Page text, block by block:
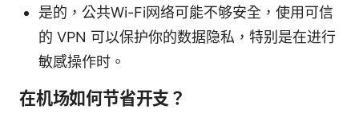
是的，公共Wi-Fi网络可能不够安全，使用可信
的 VPN 可以保护你的数据隐私，特别是在进行
敏感操作时。
在机场如何节省开支？